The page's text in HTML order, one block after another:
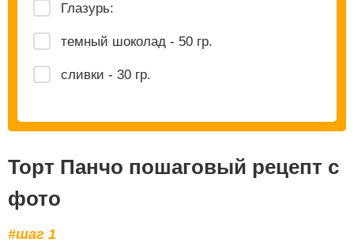
Глазурь:
темный шоколад - 50 гр.
сливки - 30 гр.
Торт Панчо пошаговый рецепт с
фото
#шаг 1